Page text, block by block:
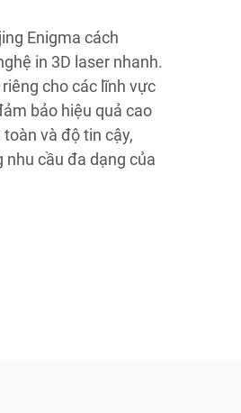
Enigma cách
in 3D laser nhanh.
cho các lĩnh vực
bảo hiệu quả cao
và độ tin cậy,
cầu đa dạng của